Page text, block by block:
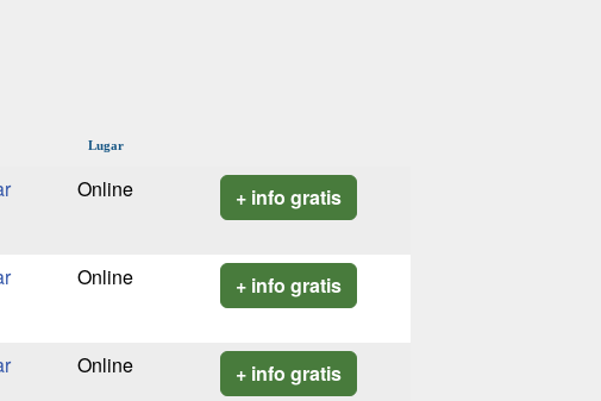
Lugar
Online + info gratis
Online + info gratis
Online + info gratis